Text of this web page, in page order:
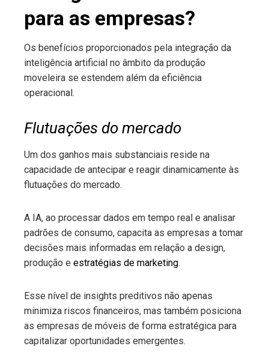
para as empresas?
Os benefícios proporcionados pela integração da
inteligência artificial no âmbito da produção
moveleira se estendem além da eficiência
operacional.
Flutuações do mercado
Um dos ganhos mais substanciais reside na
capacidade de antecipar e reagir dinamicamente às
flutuações do mercado.
A IA, ao processar dados em tempo real e analisar
padrões de consumo, capacita as empresas a tomar
decisões mais informadas em relação a design,
produção e estratégias de marketing.
Esse nível de insights preditivos não apenas
minimiza riscos financeiros, mas também posiciona
as empresas de móveis de forma estratégica para
capitalizar oportunidades emergentes.